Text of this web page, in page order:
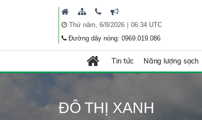
Thứ năm, 6/8/2026| 06:34 UTC
Đường dây nóng: 0969.019.086
Tin tức Năng lượng sạch
ĐÔ THỊ XANH